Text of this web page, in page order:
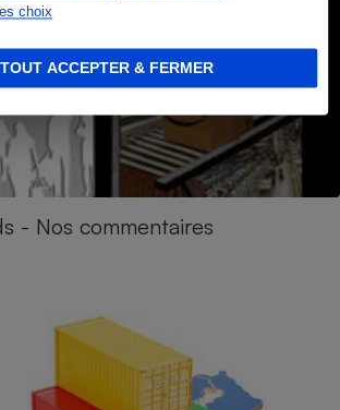
choix
TOUT ACCEPTER & FERMER
- Nos commentaires